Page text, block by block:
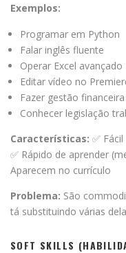
Exemplos:
Programar em Python
Falar inglês fluente
Operar Excel avançado
Editar vídeo no
Fazer gestão financeira
Conhecer legislação
Características: ✅
✅ Rápido de aprender
Aparecem no currículo
Problema: São
tá substituindo várias
SOFT SKILLS